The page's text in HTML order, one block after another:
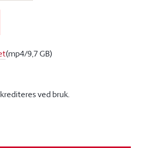
(mp4/9,7 GB)
ved bruk.